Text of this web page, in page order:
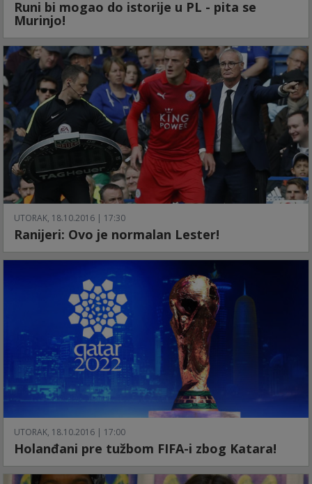
Runi bi mogao do istorije u PL - pita se
Murinjo!
UTORAK, 18.10.2016 | 17:30
Ranijeri: Ovo je normalan Lester!
UTORAK, 18.10.2016 | 17:00
Holanđani pre tužbom FIFA-i zbog Katara!